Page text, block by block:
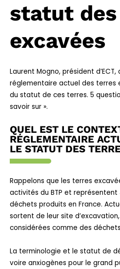
statut
excavées
Laurent Mogno, président
réglementaire actuel des terres
du statut de ces terres. 5
savoir sur ».
QUEL EST LE
RÉGLEMENTAIRE
LE STATUT DES
Rappelons que les terres
activités du BTP et représentent
déchets produits en France.
sortent de leur site
considérées comme des
La terminologie et le statut de
voire anxiogènes pour le grand